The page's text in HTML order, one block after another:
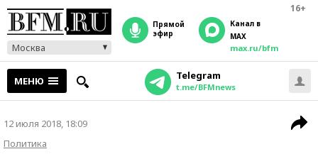
16+
Москва
прямой
эфир
Канал в
MAX
max.ru/bfm
МЕНЮ Telegram
t.me/BFMnews
12 июля 2018, 18:09
Политика